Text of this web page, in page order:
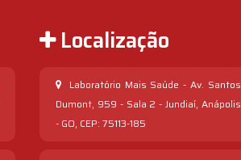
Localização
Laboratório Mais Saúde - Av. Santos
Dumont, 959 - Sala 2 - Jundiaí, Anápolis
- GO, CEP: 75113-185